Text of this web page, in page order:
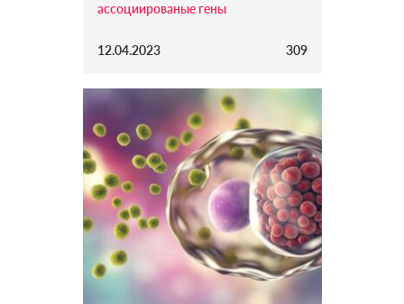
ассоциированые гены
12.04.2023 309